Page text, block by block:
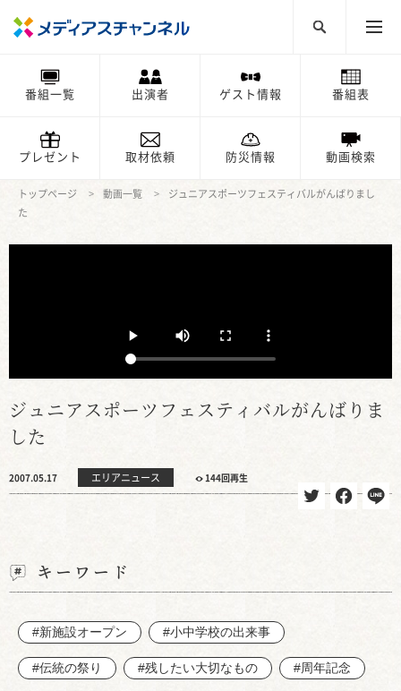
番組一覧 出演者 ゲスト情報 番組表
プレゼント 取材依頼 防災情報 動画検索
トップページ 動画一覧
ジュニアスポーツフェスティバルがんばりまし
た
ジュニアスポーツフェスティバルがんばりま
した
2007.05.17 エリアニュース 144回再生
キーワード
#新施設オープン #小中学校の出来事
#伝統の祭り #残したい大切なもの #周年記念